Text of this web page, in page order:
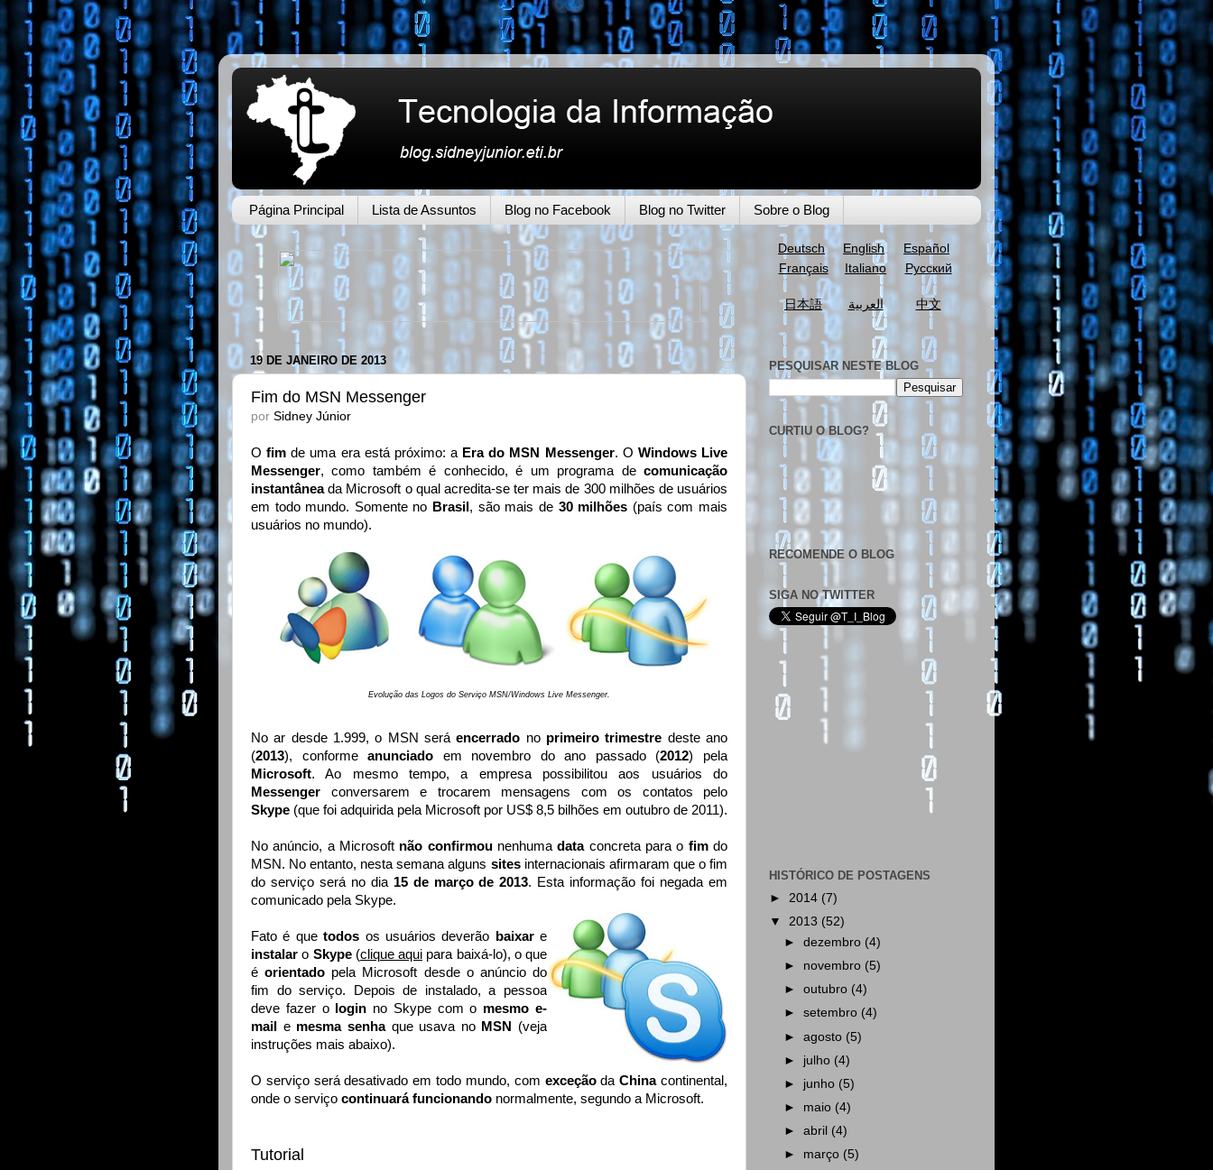
Página Principal Lista de Assuntos Blog no Facebook Blog no Twitter Sobre o Blog
19 DE JANEIRO DE 2013
Fim do MSN Messenger
por Sidney Júnior
Ofimde uma era está próximo: a Era do MSN Messenger. O Windows Live
Messenger, como também é conhecido, é um programa de comunicação
instantâneada Microsoft o qual acredita-se ter mais de 300 milhões de usuários
em todo mundo. Somente no Brasil , são mais de 30 milhões (país com mais
usuários no mundo).
Evolução das Logos do Serviço MSN/Windows Live Messenger.
No ar desde 1.999, o MSN seráencerrado no primeiro trimestre deste ano
(2013), conformeanunciado em novembro do ano passado (2012) pela
Microsoft. Ao mesmo tempo, a empresa possibilitou aos usuários do
Messenger conversarem e trocarem mensagens com os contatos pelo
Skype (que foi adquirida pela Microsoft por US$ 8,5 bilhões em outubro de 2011).
No anúncio, a Microsoft não confirmounenhumadata concreta para o fimdo
MSN. No entanto, nesta semana alguns sites internacionais afirmaram que o fim
do serviço será no dia 15 de março de 2013. Esta informação foi negada em
comunicado pela Skype.
Fato é quetodos os usuários deverão baixare
instalar o Skype (clique aqui para baixá-lo), o que
éorientado pela Microsoft desde o anúncio do
fim do serviço. Depois de instalado, a pessoa
deve fazer o
login no Skype com o mesmo e-
mail
e mesma senhaque usava no MSN
(veja
instruções mais abaixo).
O serviço será desativado em todo mundo, com exceçãodaChinacontinental,
onde o serviço continuará funcionando normalmente, segundo a Microsoft.
Tutorial
Deutsch English
Español
Français
Italiano Русский
日本語 العربية 中文
PESQUISAR NESTE BLOG
CURTIU O BLOG?
RECOMENDE O BLOG
SIGA NO TWITTER
HISTÓRICO DE POSTAGENS
► 2014 (7)
▼ 2013 (52)
►dezembro (4)
► novembro (5)
►outubro (4)
►setembro (4)
►agosto (5)
► julho (4)
► junho (5)
► maio (4)
►abril (4)
► março (5)